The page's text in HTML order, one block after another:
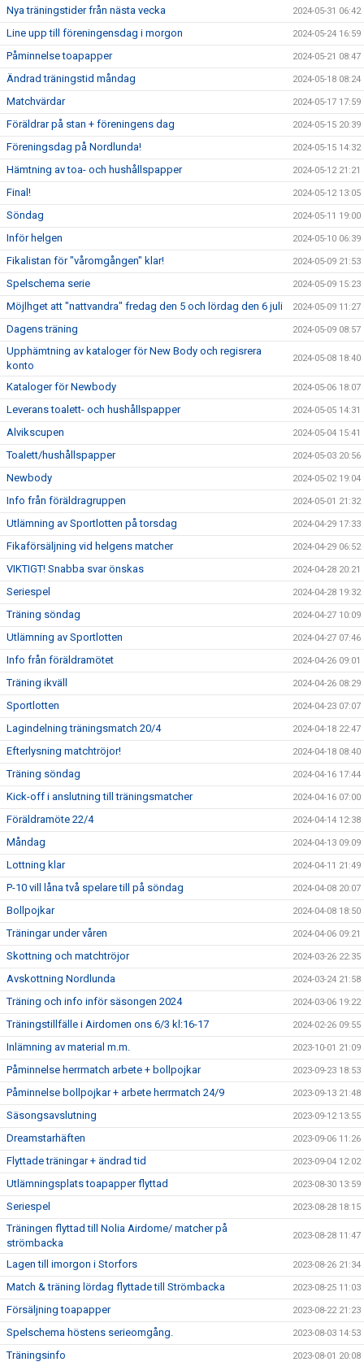
Nya träningstider från nästa vecka 2024-05-31 06:42
Line upp till föreningensdag i morgon 2024-05-24 16:59
Påminnelse toapapper 2024-05-21 08:47
Ändrad träningstid måndag 2024-05-18 08:24
Matchvärdar 2024-05-17 17:59
Föräldrar på stan + föreningens dag 2024-05-15 20:39
Föreningsdag på Nordlunda! 2024-05-15 14:32
Hämtning av toa- och hushållspapper 2024-05-12 21:21
Final! 2024-05-12 13:05
Söndag 2024-05-11 19:00
Inför helgen 2024-05-10 06:39
Fikalistan för "våromgången" klar! 2024-05-09 21:53
Spelschema serie 2024-05-09 15:23
Möjlhget att "nattvandra" fredag den 5 och lördag den 6 juli 2024-05-09 11:27
Dagens träning 2024-05-09 08:57
Upphämtning av kataloger för New Body och regisrera
konto
2024-05-08 18:40
Kataloger för Newbody 2024-05-06 18:07
Leverans toalett- och hushållspapper 2024-05-05 14:31
Alvikscupen 2024-05-04 15:41
Toalett/hushållspapper 2024-05-03 20:56
Newbody 2024-05-02 19:04
Info från föräldragruppen 2024-05-01 21:32
Utlämning av Sportlotten på torsdag 2024-04-29 17:33
Fikaförsäljning vid helgens matcher 2024-04-29 06:52
VIKTIGT! Snabba svar önskas 2024-04-28 20:21
Seriespel 2024-04-28 19:32
Träning söndag 2024-04-27 10:09
Utlämning av Sportlotten 2024-04-27 07:46
Info från föräldramötet 2024-04-26 09:01
Träning ikväll 2024-04-26 08:29
Sportlotten 2024-04-23 07:07
Lagindelning träningsmatch 20/4 2024-04-18 22:47
Efterlysning matchtröjor! 2024-04-18 08:40
Träning söndag 2024-04-16 17:44
Kick-off i anslutning till träningsmatcher 2024-04-16 07:00
Föräldramöte 22/4 2024-04-14 12:38
Måndag 2024-04-13 09:09
Lottning klar 2024-04-11 21:49
P-10 vill låna två spelare till på söndag 2024-04-08 20:07
Bollpojkar 2024-04-08 18:50
Träningar under våren 2024-04-06 09:21
Skottning och matchtröjor 2024-03-26 22:35
Avskottning Nordlunda 2024-03-24 21:58
Träning och info inför säsongen 2024 2024-03-06 19:22
Träningstillfälle i Airdomen ons 6/3 kl:16-17 2024-02-26 09:55
Inlämning av material m.m. 2023-10-01 21:09
Påminnelse herrmatch arbete + bollpojkar 2023-09-23 18:53
Påminnelse bollpojkar + arbete herrmatch 24/9 2023-09-13 21:48
Säsongsavslutning 2023-09-12 13:55
Dreamstarhäften 2023-09-06 11:26
Flyttade träningar + ändrad tid 2023-09-04 12:02
Utlämningsplats toapapper flyttad 2023-08-30 13:59
Seriespel 2023-08-28 18:15
Träningen flyttad till Nolia Airdome/ matcher på
strömbacka
2023-08-28 11:47
Lagen till imorgon i Storfors 2023-08-26 21:34
Match & träning lördag flyttade till Strömbacka 2023-08-25 11:03
Försäljning toapapper 2023-08-22 21:23
Spelschema höstens serieomgång. 2023-08-03 14:53
Träningsinfo 2023-08-01 20:08